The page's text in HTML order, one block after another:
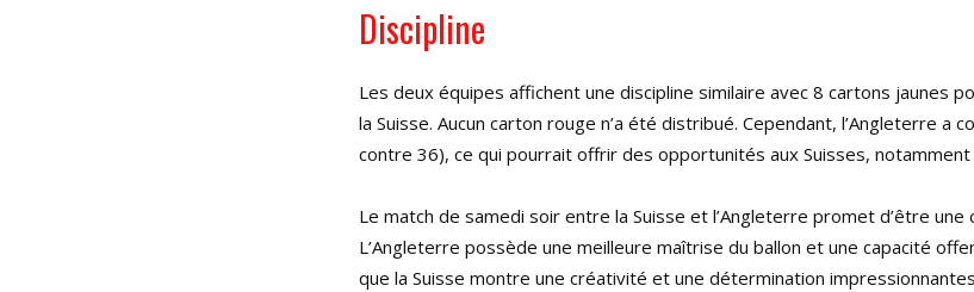
Discipline
Les deux équipes affichent une discipline similaire avec 8 cartons jaunes
la Suisse. Aucun carton rouge n’a été distribué. Cependant, l’Angleterre a
contre 36), ce qui pourrait offrir des opportunités aux Suisses, notamment
Le match de samedi soir entre la Suisse et l’Angleterre promet d’être une
L’Angleterre possède une meilleure maîtrise du ballon et une capacité
que la Suisse montre une créativité et une détermination